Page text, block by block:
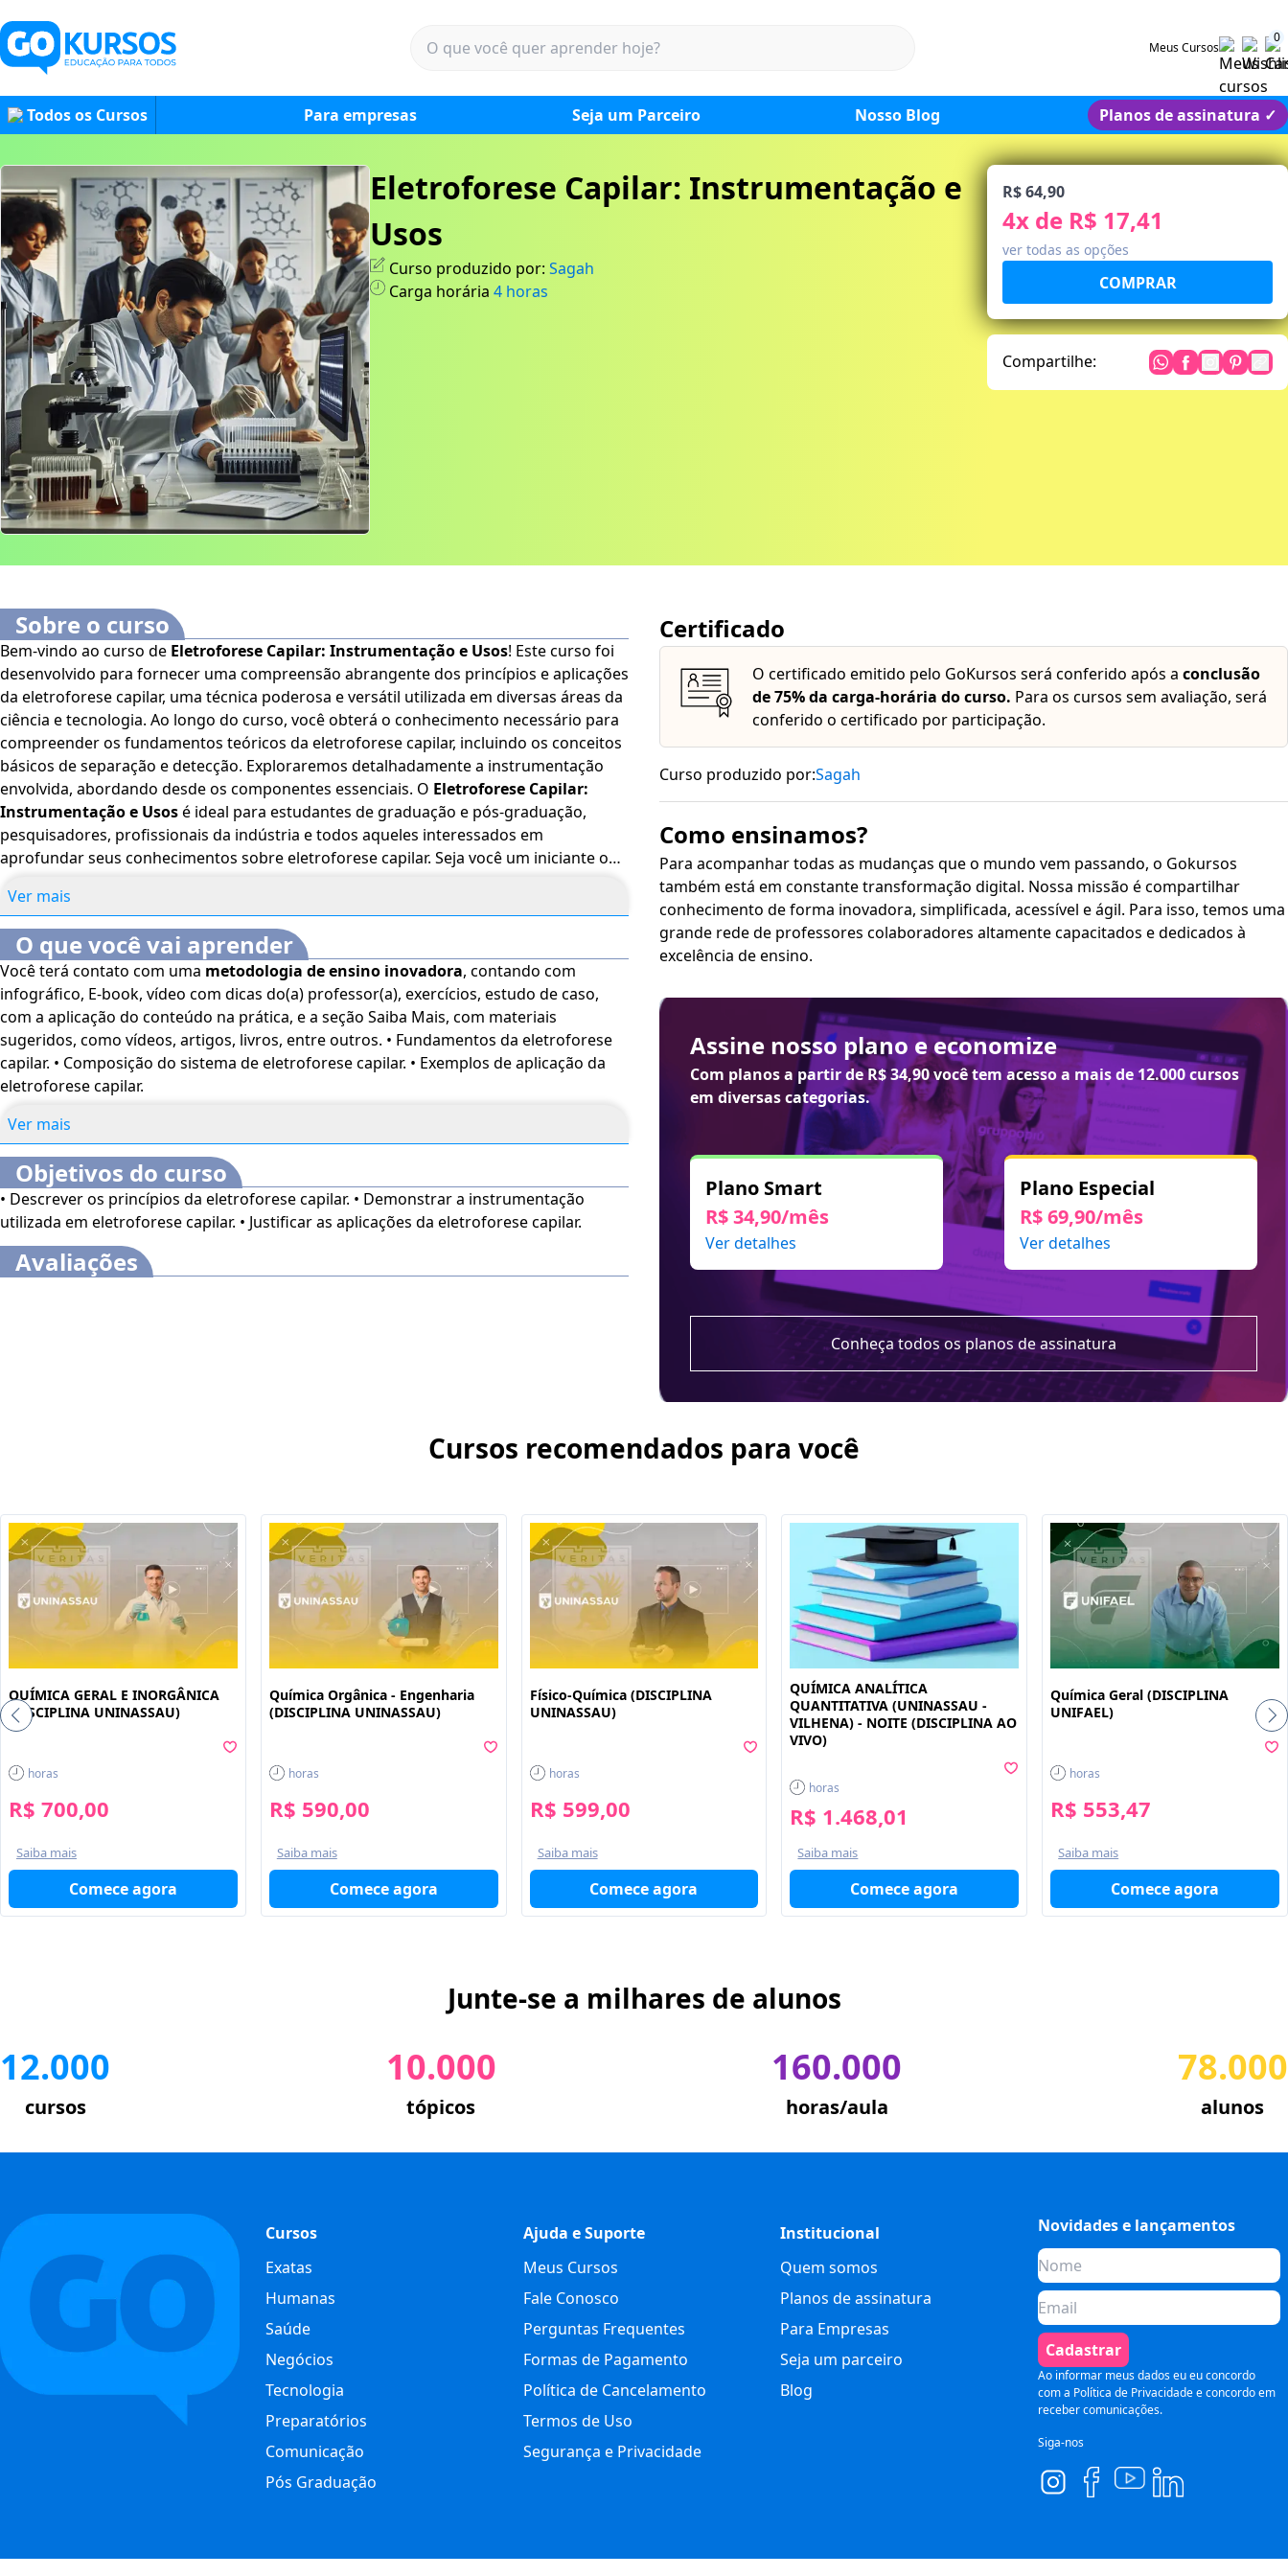
Meus Cursos
0
Todos os Cursos Para empresas Seja um Parceiro Nosso Blog Planos de assinatura ✓
Eletroforese Capilar: Instrumentação e
Usos
Curso produzido por: Sagah
Carga horária 4horas
R$ 64,90
4x de R$ 17,41
ver todas as opções
Compartilhe:
Sobre o curso
Bem-vindo ao curso de Eletroforese Capilar: Instrumentação e Usos! Este curso foi
desenvolvido para fornecer uma compreensão abrangente dos princípios e aplicações
da eletroforese capilar, uma técnica poderosa e versátil utilizada em diversas áreas da
ciência e tecnologia. Ao longo do curso, você obterá o conhecimento necessário para
compreender os fundamentos teóricos da eletroforese capilar, incluindo os conceitos
básicos de separação e detecção. Exploraremos detalhadamente a instrumentação
envolvida, abordando desde os componentes essenciais. O Eletroforese Capilar:
Instrumentação e Usosé ideal para estudantes de graduação e pós-graduação,
pesquisadores, profissionais da indústria e todos aqueles interessados em
aprofundar seus conhecimentos sobre eletroforese capilar. Seja você um iniciante ou
aplicados em diversas áreas de atuação.
acessibilidade: cores em alto-contraste, aumento de fonte e tradução automática
mediante a Língua Brasileira de Sinais (Libras). Para ativar esses recursos, acesse
"minha conta" do lado direito da tela na parte superior e habilite de acordo com
sua necessidade.O conteúdo do curso ficará disponível por até 120 dias após a
compra.
Ver mais
O que você vai aprender
Você terá contato com uma metodologia de ensino inovadora, contando com
infográfico, E-book, vídeo com dicas do(a) professor(a), exercícios, estudo de caso,
com a aplicação do conteúdo na prática, e a seção Saiba Mais, com materiais
sugeridos, como vídeos, artigos, livros, entre outros. • Fundamentos da eletroforese
capilar. • Composição do sistema de eletroforese capilar. • Exemplos de aplicação da
eletroforese capilar.
Ver mais
Objetivos do curso
• Descrever os princípios da eletroforese capilar. • Demonstrar a instrumentação
utilizada em eletroforese capilar. • Justificar as aplicações da eletroforese capilar.
Avaliações
Certificado
O certificado emitido pelo GoKursos será conferido após a conclusão
de 75% da carga-horária do curso. Para os cursos sem avaliação, será
conferido o certificado por participação.
Curso produzido por:Sagah
Como ensinamos?
Para acompanhar todas as mudanças que o mundo vem passando, o Gokursos
também está em constante transformação digital. Nossa missão é compartilhar
conhecimento de forma inovadora, simplificada, acessível e ágil. Para isso, temos uma
grande rede de professores colaboradores altamente capacitados e dedicados à
excelência de ensino.
Assine nosso plano e economize
Com planos a partir deR$ 34,90você tem acesso a mais de 12.000 cursos
em diversas categorias.
Plano Smart
R$ 34,90/mês
Ver detalhes
Plano Especial
R$ 69,90/mês
Ver detalhes
Conheça todos os planos de assinatura
Cursos recomendados para você
QUÍMICA GERAL E INORGÂNICA
(DISCIPLINA UNINASSAU)
horas
R$ 700,00
Saiba mais
Comece agora
Química Orgânica - Engenharia
(DISCIPLINA UNINASSAU)
horas
R$ 590,00
Saiba mais
Comece agora
Físico-Química (DISCIPLINA
UNINASSAU)
horas
R$ 599,00
Saiba mais
Comece agora
QUÍMICA ANALÍTICA
QUANTITATIVA (UNINASSAU -
VILHENA) - NOITE (DISCIPLINA AO
VIVO)
horas
R$ 1.468,01
Saiba mais
Comece agora
Química Geral (DISCIPLINA
UNIFAEL)
horas
R$ 553,47
Saiba mais
Comece agora
Junte-se a milhares de alunos
12.000
cursos
10.000
tópicos
160.000
horas/aula
78.000
alunos
Cursos
Exatas
Humanas
Saúde
Negócios
Tecnologia
Preparatórios
Comunicação
Pós Graduação
Ajuda e Suporte
Meus Cursos
Fale Conosco
Perguntas Frequentes
Formas de Pagamento
Política de Cancelamento
Termos de Uso
Segurança e Privacidade
Institucional
Quem somos
Planos de assinatura
Para Empresas
Seja um parceiro
Blog
Novidades e lançamentos
Cadastrar
Ao informar meus dados eu eu concordo
com a Política de Privacidadee concordo em
receber comunicações.
Siga-nos